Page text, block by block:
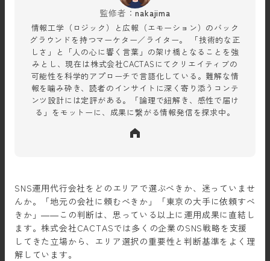
監修者：nakajima
情報工学（ロジック）と広報（エモーション）のバック
グラウンドを持つマーケター／ライター。 「技術的な正
しさ」と「人の心に響く言葉」の架け橋となることを強
みとし、現在は株式会社CACTASにてクリエイティブの
可能性を科学的アプローチで言語化している。難解な情
報を噛み砕き、読者のインサイトに深く寄り添うコンテ
ンツ設計には定評がある。「論理で紐解き、感性で届け
る」をモットーに、成果に繋がる情報発信を探求中。
SNS運用代行会社をどのエリアで選ぶべきか、迷っていませ
んか。「地元の会社に頼むべきか」「東京の大手に依頼すべ
きか」——この判断は、思っている以上に運用成果に直結し
ます。株式会社CACTASでは多くの企業のSNS戦略を支援
してきた立場から、エリア選択の重要性と判断基準をよく理
解しています。